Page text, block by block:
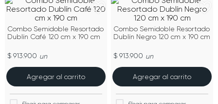
Combo Semidoble Resortado
Dublín Café 120 cm x 190 cm
$ 913.900 un
Agregar al carrito
Combo Semidoble Resortado
Dublín Negro 120 cm x 190 cm
$ 913.900 un
Agregar al carrito